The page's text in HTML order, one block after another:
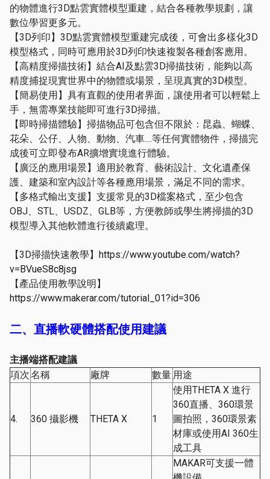
的物體進行3D點雲實體模型重建，結合各種教學規劃，讓
數位學習更多元。
【3D列印】3D點雲實體模型重建完成後，可會出多樣化3D
模型格式，同時可應用於3D列印快速複製各種創客應用。
【高精度掃描技術】結合AI及點雲3D掃描技術，能夠以高
精度捕捉現實世界中的物體或場景，呈現真實的3D模型。
【簡易使用】具有直觀的使用者界面，讓使用者可以輕鬆上
手，無需專業技能即可進行3D掃描。
【即時掃描體驗】掃描物品可包含但不限於：昆蟲、蝴蝶、
花朵、公仔、人物、動物、汽車....等任何實體物件，掃描完
成後可立即發布AR擴增實境進行體驗。
【廣泛的應用場景】適用於教育、藝術設計、文化遺產保
護、建築和室內設計等各種應用場景，滿足不同的需求。
【多格式輸出支援】支援常見的3D檔案格式，至少包含
OBJ、STL、USDZ、GLB等，方便教師或學生將掃描的3D
模型導入其他軟體進行後續處理。
【3D掃描快速教學】 https://www.youtube.com/watch?
v=BVueS8c8jsg
【產品使用教學說明】
https://www.makerar.com/tutorial_01?id=306
二、直播軟硬體搭配使用建議
主播端搭配建議
項次名稱 廠牌 數量 用途
4. 360 攝影機 THETA X 1
使用THETA X 進行
360直播、360環景
圖拍照，360環景素
材庫或使用AI 360生
成工具
MAKAR可支援一體